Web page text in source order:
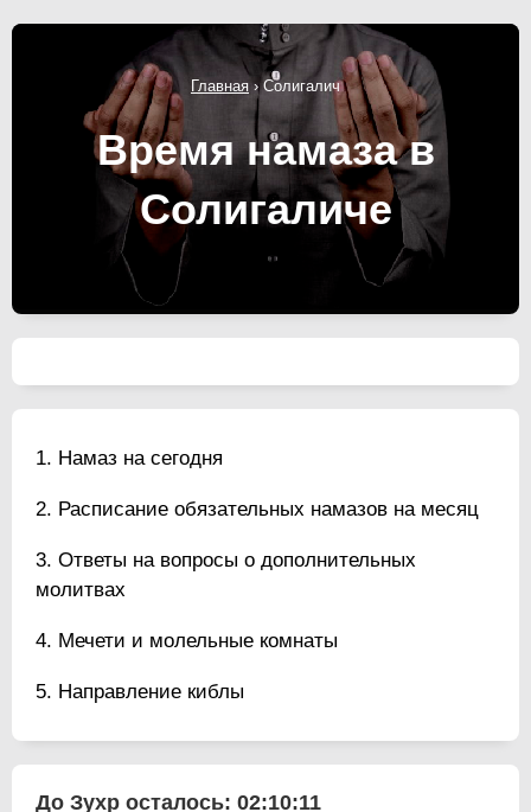
Главная›Солигалич
Время намаза в
Солигаличе
Намаз на сегодня
Расписание обязательных намазов на месяц
Ответы на вопросы о дополнительных
молитвах
Мечети и молельные комнаты
Направление киблы
До Зухр осталось: 02:10:10